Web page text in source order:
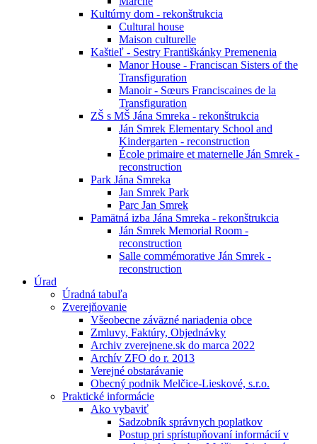
Kultúrny dom - rekonštrukcia
Cultural house
Maison culturelle
Kaštieľ - Sestry Františkánky Premenenia
Manor House - Franciscan Sisters of the
Transfiguration
Manoir - Sœurs Franciscaines de la
Transfiguration
ZŠ s MŠ Jána Smreka - rekonštrukcia
Ján Smrek Elementary School and
Kindergarten - reconstruction
École primaire et maternelle Ján Smrek -
reconstruction
Park Jána Smreka
Jan Smrek Park
Parc Jan Smrek
Pamätná izba Jána Smreka - rekonštrukcia
Ján Smrek Memorial Room -
reconstruction
Salle commémorative Ján Smrek -
reconstruction
Úrad
Úradná tabuľa
Zverejňovanie
Všeobecne záväzné nariadenia obce
Zmluvy, Faktúry, Objednávky
Archiv zverejnene.sk do marca 2022
Archív ZFO do r. 2013
Verejné obstarávanie
Obecný podnik Melčice-Lieskové, s.r.o.
Praktické informácie
Ako vybaviť
Sadzobník správnych poplatkov
Postup pri sprístupňovaní informácií v